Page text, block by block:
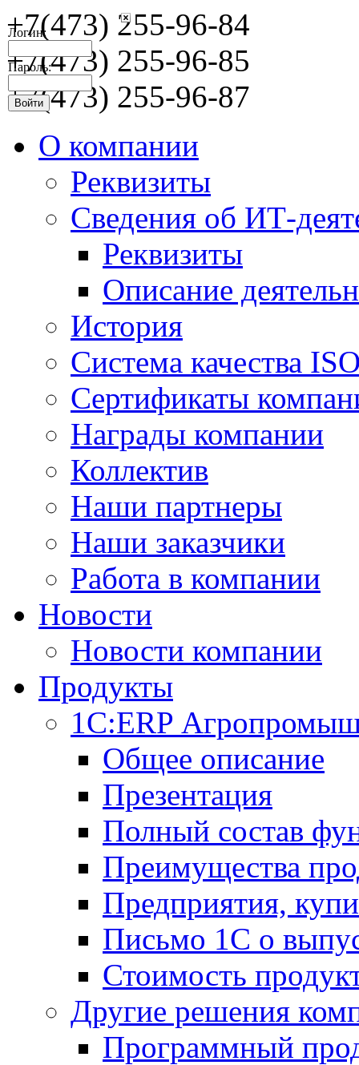
Логин:
Пароль:
+7(473) 255-96-84
+7(473) 255-96-85
+7(473) 255-96-87
О компании
Реквизиты
Сведения об ИТ-
Реквизиты
Описание
История
Система качества
Сертификаты
Награды компании
Коллектив
Наши партнеры
Наши заказчики
Работа в компании
Новости
Новости компании
Продукты
1С:ERP
Общее описание
Презентация
Полный состав
Преимущества
Предприятия,
Письмо 1С о
Стоимость
Другие решения
Программный